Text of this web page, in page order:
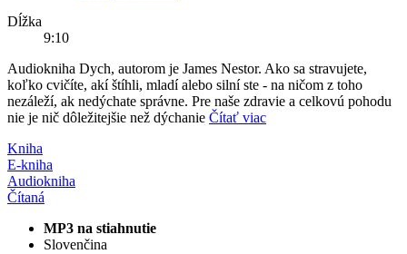
Dĺžka
9:10
Audiokniha Dych, autorom je James Nestor. Ako sa stravujete,
koľko cvičíte, akí štíhli, mladí alebo silní ste - na ničom z toho
nezáleží, ak nedýchate správne. Pre naše zdravie a celkovú pohodu
nie je nič dôležitejšie než dýchanie Čítať viac
Kniha
E-kniha
Audiokniha
Čítaná
MP3 na stiahnutie
Slovenčina